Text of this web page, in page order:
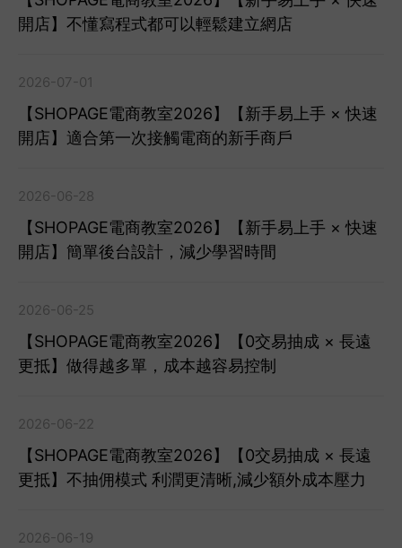
開店】不懂寫程式都可以輕鬆建立網店
2026-07-01
【SHOPAGE電商教室2026】【新手易上手 × 快速
開店】適合第一次接觸電商的新手商戶
2026-06-28
【SHOPAGE電商教室2026】【新手易上手 × 快速
開店】簡單後台設計，減少學習時間
2026-06-25
【SHOPAGE電商教室2026】【0交易抽成 × 長遠
更抵】做得越多單，成本越容易控制
2026-06-22
【SHOPAGE電商教室2026】【0交易抽成 × 長遠
更抵】不抽佣模式 利潤更清晰,減少額外成本壓力
2026-06-19